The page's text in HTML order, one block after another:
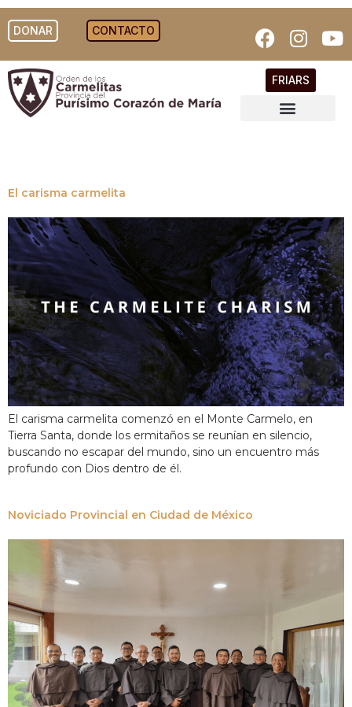
DONAR CONTACTO
FRIARS
El carisma carmelita
El carisma carmelita comenzó en el Monte Carmelo, en
Tierra Santa, donde los ermitaños se reunían en silencio,
buscando no escapar del mundo, sino un encuentro más
profundo con Dios dentro de él.
Noviciado Provincial en Ciudad de México